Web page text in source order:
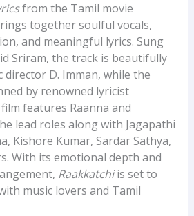
from the Tamil movie
together soulful vocals,
and meaningful lyrics. Sung
Sriram, the track is beautifully
director D. Imman, while the
by renowned lyricist
features Raanna and
lead roles along with Jagapathi
Kishore Kumar, Sardar Sathya,
With its emotional depth and
Raakkatchiis set to
music lovers and Tamil